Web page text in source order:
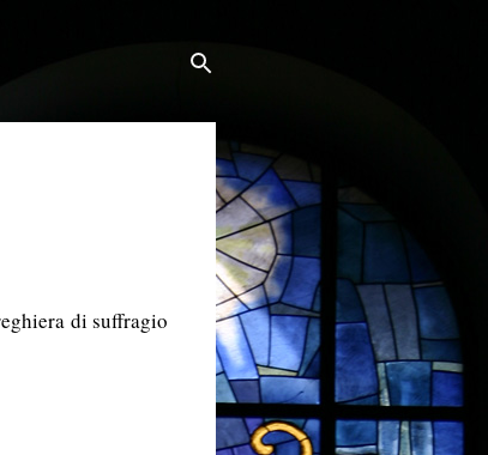
di suffragio